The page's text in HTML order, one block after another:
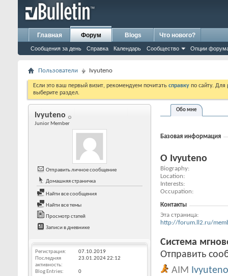
Главная Форум
Сообщения за день Справка Календарь Сообщество Опции
Blogs Что нового?
Пользователи Ivyuteno
Если это ваш первый визит, рекомендуем почитать справку по сайту.
выберите раздел.
Ivyuteno
Junior Member
Отправить личное сообщение
Домашняя страничка
Найти все сообщения
Найти все темы
Просмотр статей
Записи в дневнике
Регистрация
07.10.2019
Последняя
активность
23.01.202422:12
Blog Entries 0
Обо мне
Базовая информация
О Ivyuteno
Biography
Location
Interests
Occupation
Контакты
Эта страница
http://forum.ll2.ru/
Система
Отправить
AIM
Ivyuteno